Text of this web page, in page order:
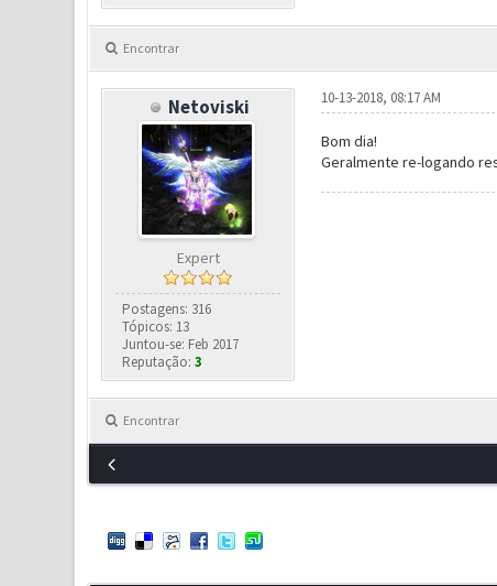
Encontrar
Netoviski
Expert
Postagens: 316
Tópicos: 13
Juntou-se: Feb 2017
Reputação:3
10-13-2018, 08:17 AM
Bom dia!
Geralmente re-logando
Encontrar